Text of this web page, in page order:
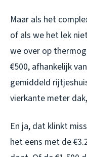
Maar als het
of als we het lek
we over op
€500, afhankelijk
gemiddeld
vierkante meter
En ja, dat klinkt
het eens met de